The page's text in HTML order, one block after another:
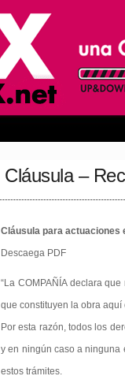
Cláusula –
Cláusula para actuaciones
Descaega PDF
“La COMPAÑÍA declara
que constituyen la obra
Por esta razón, todos los
y en ningún caso a ninguna
estos trámites.